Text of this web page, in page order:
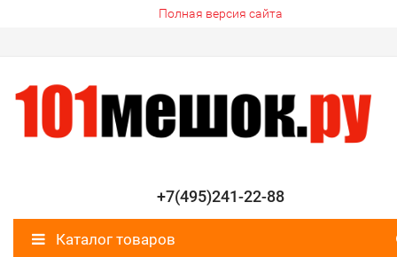
Полная версия сайта
+7(495)241-22-88
Каталог товаров